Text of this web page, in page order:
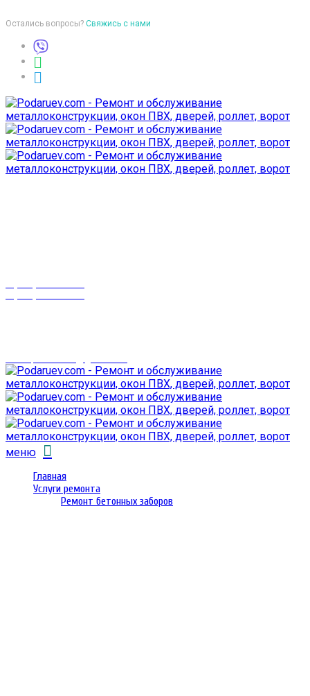
Остались вопросы? Свяжись с нами
меню
Главная
Услуги ремонта
Ремонт бетонных заборов